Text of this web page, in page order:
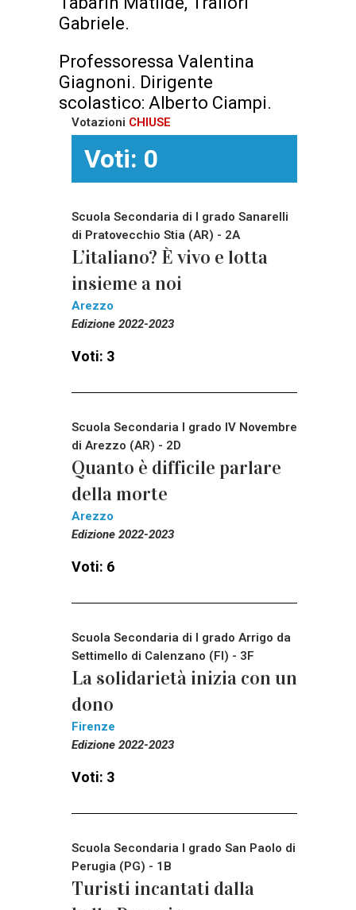
Gabriele.
Professoressa Valentina
Giagnoni. Dirigente
scolastico: Alberto Ciampi.
Votazioni CHIUSE
Voti: 0
Scuola Secondaria di I grado Sanarelli
di Pratovecchio Stia (AR) - 2A
L’italiano? È vivo e lotta
insieme a noi
Arezzo
Edizione 2022-2023
Voti: 3
Scuola Secondaria I grado IV Novembre
di Arezzo (AR) - 2D
Quanto è difficile parlare
della morte
Arezzo
Edizione 2022-2023
Voti: 6
Scuola Secondaria di I grado Arrigo da
Settimello di Calenzano (FI) - 3F
La solidarietà inizia con un
dono
Firenze
Edizione 2022-2023
Voti: 3
Scuola Secondaria I grado San Paolo di
Perugia (PG) - 1B
Turisti incantati dalla